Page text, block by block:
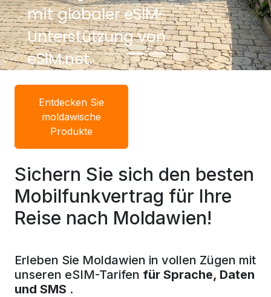
mit globaler eSIM-
Unterstützung von
eSIM.net.
Entdecken Sie
moldawische
Produkte
Sichern Sie sich den besten
Mobilfunkvertrag für Ihre
Reise nach Moldawien!
Erleben Sie Moldawien in vollen Zügen mit
unseren eSIM-Tarifen für Sprache, Daten
und SMS .